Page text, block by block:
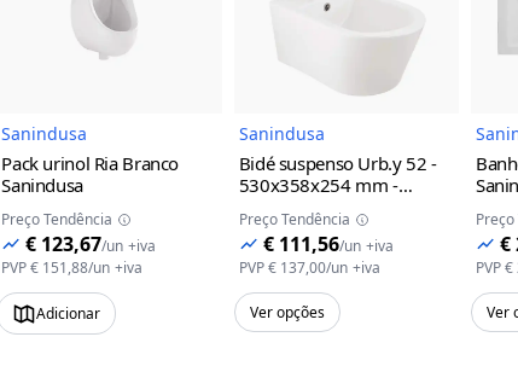
Imagem do Produto
Sanindusa
Pack urinol Ria Branco
Sanindusa
Preço Tendência
€ 123,67/un +iva
PVP€ 151,88/un +iva
Adicionar
Imagem do Produto
Sanindusa
Bidé suspenso Urb.y 52 -
530x358x254 mm -
Sanindusa
Branco
Preço Tendência
€ 111,56/un +iva
PVP€ 137,00/un +iva
Ver opções
€
PVP€
Ver